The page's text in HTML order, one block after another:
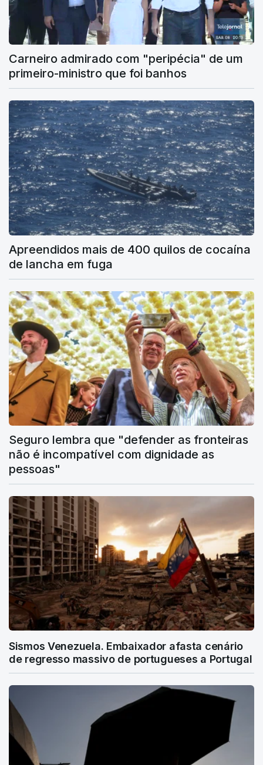
Carneiro admirado com "peripécia" de um
primeiro-ministro que foi banhos
Apreendidos mais de 400 quilos de cocaína
de lancha em fuga
Seguro lembra que "defender as fronteiras
não é incompatível com dignidade as
pessoas"
Sismos Venezuela. Embaixador afasta cenário
de regresso massivo de portugueses a Portugal